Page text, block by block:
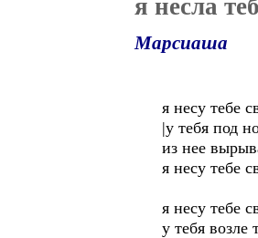
я несла
Марсиаша
я несу тебе
|у тебя под
из нее
я несу тебе
я несу тебе
у тебя возле